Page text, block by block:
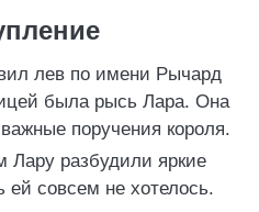
лев по имени Рычард
была рысь Лара. Она
поручения короля.
Лару разбудили яркие
ей совсем не хотелось.